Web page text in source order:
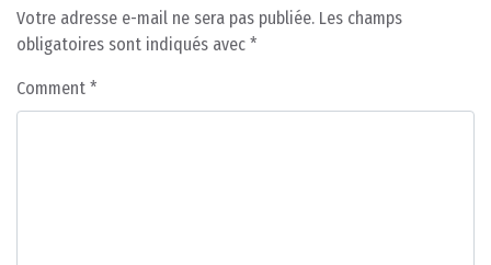
Votre adresse e-mail ne sera pas publiée. Les champs
obligatoires sont indiqués avec *
Comment *